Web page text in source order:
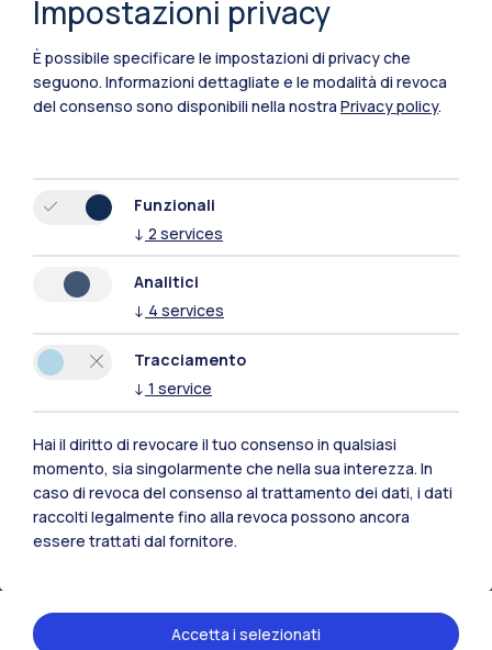
Polimi Community
Tutti i siti dell’ecosistema
Residenze
Impostazioni privacy
È possibile specificare le impostazioni di privacy che
seguono. Informazioni dettagliate e le modalità di revoca
del consenso sono disponibili nella nostra Privacy policy.
Funzionali
↓ 2 services
Analitici
↓ 4 services
Tracciamento
↓ 1 service
Hai il diritto di revocare il tuo consenso in qualsiasi
momento, sia singolarmente che nella sua interezza. In
caso di revoca del consenso al trattamento dei dati, i dati
raccolti legalmente fino alla revoca possono ancora
essere trattati dal fornitore.
Accetta i selezionati